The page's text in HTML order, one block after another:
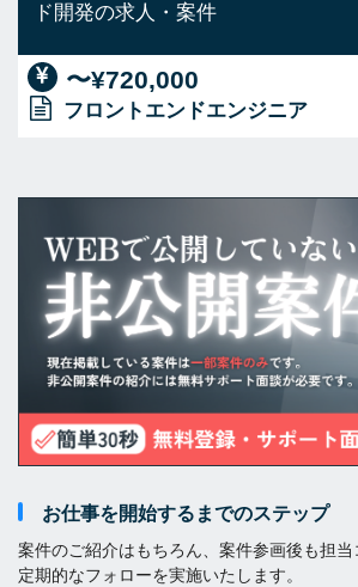
ド開発の求人・案件
〜¥720,000
フロントエンドエンジニア
お仕事を開始するまでのステップ
案件のご紹介はもちろん、案件参画後も担当
定期的なフォローを実施いたします。